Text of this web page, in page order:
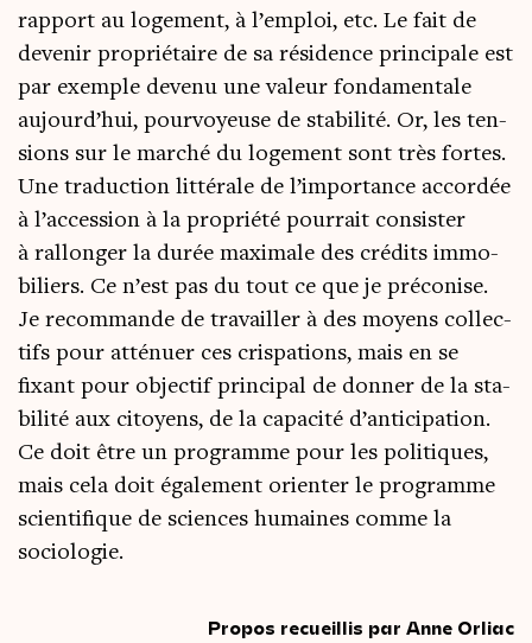
rap­port au loge­ment, à l’emploi, etc. Le fait de
deve­nir pro­prié­taire de sa rési­dence prin­ci­pale est
par exemple deve­nu une valeur fon­da­men­tale
aujourd’hui, pour­voyeuse de sta­bi­li­té. Or, les ten­
sions sur le mar­ché du loge­ment sont très fortes.
Une tra­duc­tion lit­té­rale de l’importance accor­dée
à l’accession à la pro­prié­té pour­rait consis­ter
à ral­lon­ger la durée maxi­male des cré­dits immo­
bi­liers. Ce n’est pas du tout ce que je pré­co­nise.
Je recom­mande de tra­vailler à des moyens col­lec­
tifs pour atté­nuer ces cris­pa­tions, mais en se
fixant pour objec­tif prin­ci­pal de don­ner de la sta­
bi­li­té aux citoyens, de la capa­ci­té d’anticipation.
Ce doit être un pro­gramme pour les poli­tiques,
mais cela doit éga­le­ment orien­ter le pro­gramme
scien­ti­fique de sciences humaines comme la
sociologie.
Propos recueillis par Anne Orliac